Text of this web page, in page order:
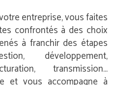
entreprise, vous faites
confrontés à des choix
à franchir des étapes
développement,
transmission…
et vous accompagne à